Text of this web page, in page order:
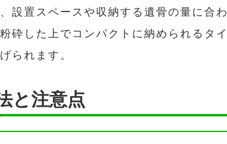
設置スペースや収納する遺骨の量に合
砕した上でコンパクトに納められるタ
られます。
と注意点